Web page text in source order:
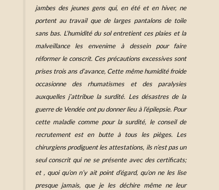
jambes des jeunes gens qui, en été et en hiver, ne
portent au travail que de larges pantalons de toile
sans bas. L’humidité du sol entretient ces plaies et la
malveillance les envenime à dessein pour faire
réformer le conscrit. Ces précautions excessives sont
prises trois ans d’avance, Cette même humidité froide
occasionne des rhumatismes et des paralysies
auxquelles j’attribue la surdité. Les désastres de la
guerre de Vendée ont pu donner lieu à l’épilepsie. Pour
cette maladie comme pour la surdité, le conseil de
recrutement est en butte à tous les pièges. Les
chirurgiens prodiguent les attestations, ils n’est pas un
seul conscrit qui ne se présente avec des certificats;
et , quoi qu’on n’y ait point d’égard, qu’on ne les lise
presque jamais, que je les déchire même ne leur